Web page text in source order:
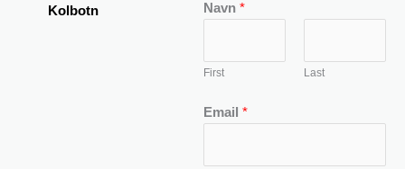
Kolbotn
Navn *
First Last
Email *